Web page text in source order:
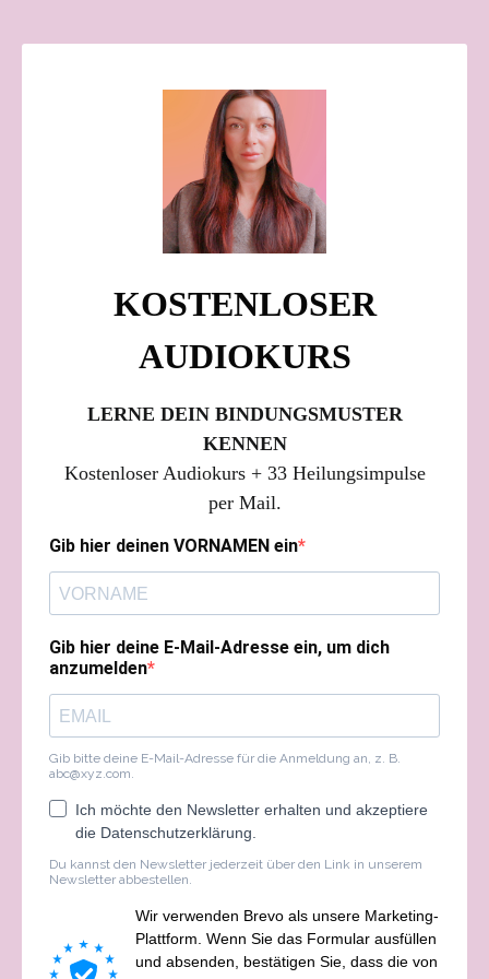
KOSTENLOSER
AUDIOKURS
LERNE DEIN BINDUNGSMUSTER
KENNEN
Kostenloser Audiokurs + 33 Heilungsimpulse
per Mail.
Gib hier deinen VORNAMEN ein
Gib hier deine E-Mail-Adresse ein, um dich
anzumelden
Gib bitte deine E-Mail-Adresse für die Anmeldung an, z. B.
abc@xyz.com.
Ich möchte den Newsletter erhalten und akzeptiere
die Datenschutzerklärung.
Du kannst den Newsletter jederzeit über den Link in unserem
Newsletter abbestellen.
Wir verwenden Brevo als unsere Marketing-
Plattform. Wenn Sie das Formular ausfüllen
und absenden, bestätigen Sie, dass die von